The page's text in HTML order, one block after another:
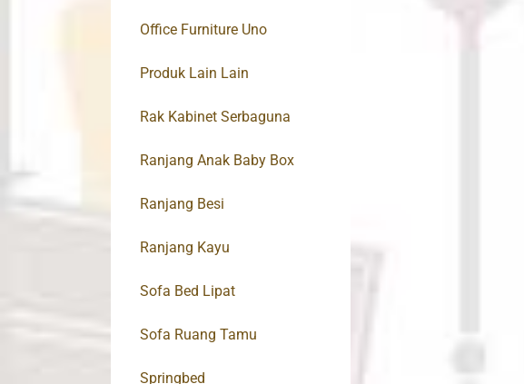
Office Furniture Uno
Produk Lain Lain
Rak Kabinet Serbaguna
Ranjang Anak Baby Box
Ranjang Besi
Ranjang Kayu
Sofa Bed Lipat
Sofa Ruang Tamu
Springbed